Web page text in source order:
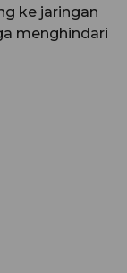
ke jaringan
menghindari